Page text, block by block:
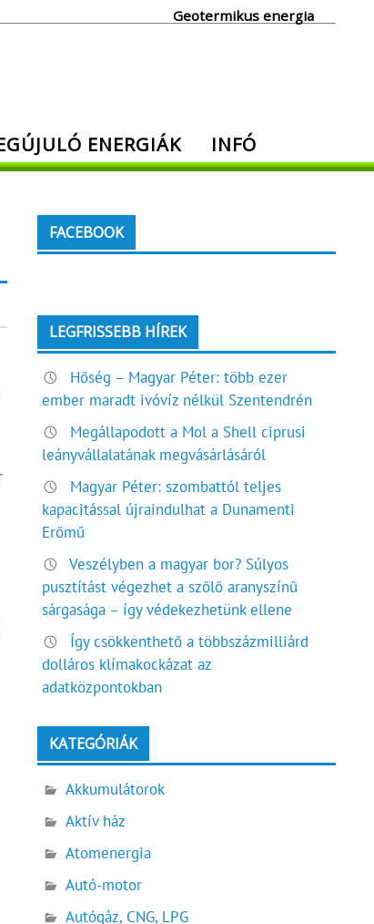
Geotermikus energia
ENERGIÁK INFÓ
FACEBOOK
LEGFRISSEBB HÍREK
Hőség – Magyar Péter: több ezer
ember maradt ivóvíz nélkül Szentendrén
Megállapodott a Mol a Shell ciprusi
leányvállalatának megvásárlásáról
Magyar Péter: szombattól teljes
kapacitással újraindulhat a Dunamenti
Erőmű
Veszélyben a magyar bor? Súlyos
pusztítást végezhet a szőlő aranyszínű
sárgasága – így védekezhetünk ellene
Így csökkenthető a többszázmilliárd
dolláros klímakockázat az
adatközpontokban
KATEGÓRIÁK
Akkumulátorok
Aktív ház
Atomenergia
Autó-motor
Autógáz, CNG, LPG